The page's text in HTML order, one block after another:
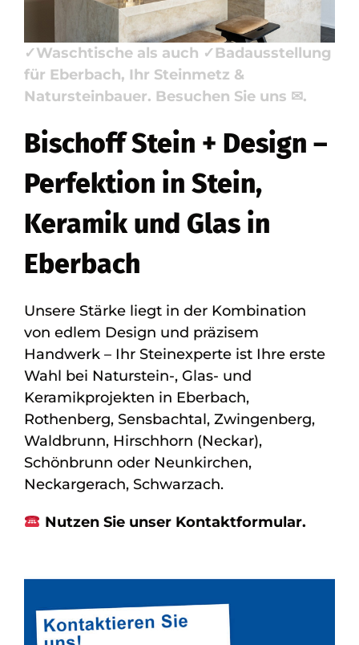
Bischoff Stein + Design: ✓Naturstein,
✓Küchenarbeitsplatte, ✓Badfliese,
✓Waschtische als auch ✓Badausstellung
für Eberbach, Ihr Steinmetz &
Natursteinbauer. Besuchen Sie uns ✉.
Bischoff Stein + Design –
Perfektion in Stein,
Keramik und Glas in
Eberbach
Unsere Stärke liegt in der Kombination
von edlem Design und präzisem
Handwerk – Ihr Steinexperte ist Ihre erste
Wahl bei Naturstein-, Glas- und
Keramikprojekten in Eberbach,
Rothenberg, Sensbachtal, Zwingenberg,
Waldbrunn, Hirschhorn (Neckar),
Schönbrunn oder Neunkirchen,
Neckargerach, Schwarzach.
Nutzen Sie unser Kontaktformular.